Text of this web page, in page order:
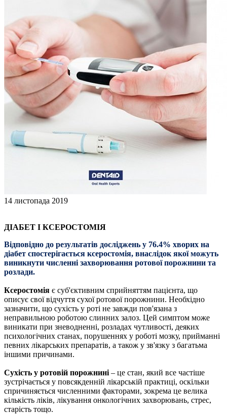
14 листопада 2019
ДІАБЕТ І КСЕРОСТОМІЯ
Відповідно до результатів досліджень у 76.4% хворих на
діабет спостерігається ксеростомія, внаслідок якої можуть
виникнути численні захворювання ротової порожнини та
розлади.
Ксеростомія є суб'єктивним сприйняттям пацієнта, що
описує свої відчуття сухої ротової порожнини. Необхідно
зазначити, що сухість у роті не завжди пов'язана з
неправильною роботою слинних залоз. Цей симптом може
виникати при зневодненні, розладах чутливості, деяких
психологічних станах, порушеннях у роботі мозку, прийманні
певних лікарських препаратів, а також у зв'язку з багатьма
іншими причинами.
Сухість у ротовій порожнині – це стан, який все частіше
зустрічається у повсякденній лікарській практиці, оскільки
спричиняється численними факторами, зокрема це велика
кількість ліків, лікування онкологічних захворювань, стрес,
старість тощо.